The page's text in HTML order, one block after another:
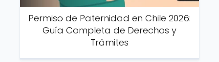
Permiso de Paternidad en Chile 2026:
Guía Completa de Derechos y
Trámites